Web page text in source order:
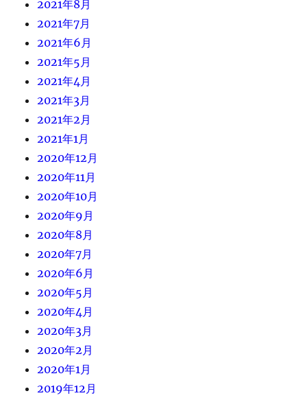
2021年8月
2021年7月
2021年6月
2021年5月
2021年4月
2021年3月
2021年2月
2021年1月
2020年12月
2020年11月
2020年10月
2020年9月
2020年8月
2020年7月
2020年6月
2020年5月
2020年4月
2020年3月
2020年2月
2020年1月
2019年12月